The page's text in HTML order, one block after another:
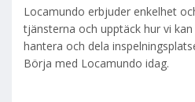
Locamundo erbjuder enkelhet
tjänsterna och upptäck hur vi
hantera och dela
Börja med Locamundo idag.